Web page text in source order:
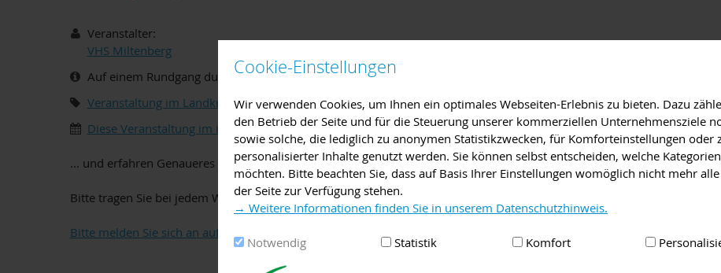
Cookie-Einstellungen
Wir verwenden Cookies, um Ihnen ein optimales Webseiten-Erlebnis zu bieten. Dazu
den Betrieb der Seite und für die Steuerung unserer kommerziellen Unternehmensziele
sowie solche, die lediglich zu anonymen Statistikzwecken, für Komforteinstellungen oder
personalisierter Inhalte genutzt werden. Sie können selbst entscheiden, welche
möchten. Bitte beachten Sie, dass auf Basis Ihrer Einstellungen womöglich nicht mehr
der Seite zur Verfügung stehen.
→ Weitere Informationen finden Sie in unserem Datenschutzhinweis.
Notwendig Statistik Komfort
Veranstalter:
VHS Miltenberg
Auf einem Rundgang durch den Stadtwald Miltenberg hören die Teilnehmer*innen Erklärungen und Geschichten zu
Veranstaltung im Landkreis Miltenberg,Ausflug, Führung, Besichtigung,Versammlung, Vortrag, Umweltbildung
Diese Veranstaltung im iCal-Format speichern
... und erfahren Genaueres zu den Aufgaben des Waldes durch die Waldpädagogin Dorothea Zöller und den Revierleiter
Bitte tragen Sie bei jedem Wetter festes Schuhwerk.
Bitte melden Sie sich an auf den Seiten der VHS Miltenberg.